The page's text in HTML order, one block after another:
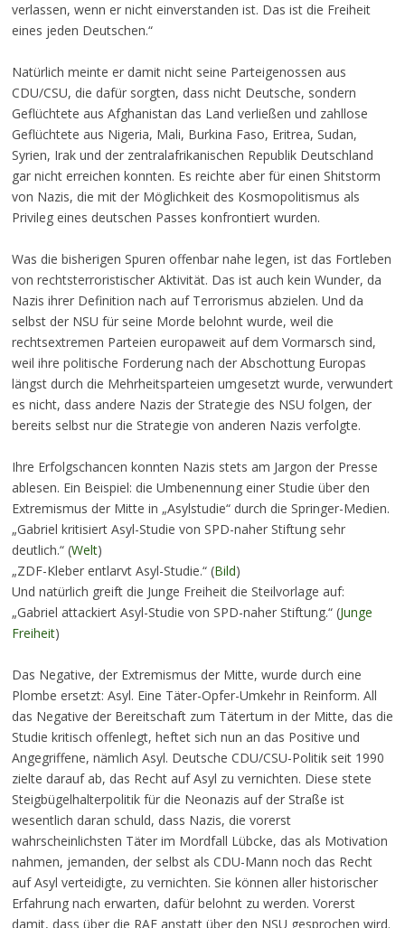
verlassen, wenn er nicht einverstanden ist. Das ist die Freiheit
eines jeden Deutschen.“
Natürlich meinte er damit nicht seine Parteigenossen aus
CDU/CSU, die dafür sorgten, dass nicht Deutsche, sondern
Geflüchtete aus Afghanistan das Land verließen und zahllose
Geflüchtete aus Nigeria, Mali, Burkina Faso, Eritrea, Sudan,
Syrien, Irak und der zentralafrikanischen Republik Deutschland
gar nicht erreichen konnten. Es reichte aber für einen Shitstorm
von Nazis, die mit der Möglichkeit des Kosmopolitismus als
Privileg eines deutschen Passes konfrontiert wurden.
Was die bisherigen Spuren offenbar nahe legen, ist das Fortleben
von rechtsterroristischer Aktivität. Das ist auch kein Wunder, da
Nazis ihrer Definition nach auf Terrorismus abzielen. Und da
selbst der NSU für seine Morde belohnt wurde, weil die
rechtsextremen Parteien europaweit auf dem Vormarsch sind,
weil ihre politische Forderung nach der Abschottung Europas
längst durch die Mehrheitsparteien umgesetzt wurde, verwundert
es nicht, dass andere Nazis der Strategie des NSU folgen, der
bereits selbst nur die Strategie von anderen Nazis verfolgte.
Ihre Erfolgschancen konnten Nazis stets am Jargon der Presse
ablesen. Ein Beispiel: die Umbenennung einer Studie über den
Extremismus der Mitte in „Asylstudie“ durch die Springer-Medien.
„Gabriel kritisiert Asyl-Studie von SPD-naher Stiftung sehr
deutlich.“ (Welt)
„ZDF-Kleber entlarvt Asyl-Studie.“ (Bild)
Und natürlich greift die Junge Freiheit die Steilvorlage auf:
„Gabriel attackiert Asyl-Studie von SPD-naher Stiftung.“ (Junge
Freiheit)
Das Negative, der Extremismus der Mitte, wurde durch eine
Plombe ersetzt: Asyl. Eine Täter-Opfer-Umkehr in Reinform. All
das Negative der Bereitschaft zum Tätertum in der Mitte, das die
Studie kritisch offenlegt, heftet sich nun an das Positive und
Angegriffene, nämlich Asyl. Deutsche CDU/CSU-Politik seit 1990
zielte darauf ab, das Recht auf Asyl zu vernichten. Diese stete
Steigbügelhalterpolitik für die Neonazis auf der Straße ist
wesentlich daran schuld, dass Nazis, die vorerst
wahrscheinlichsten Täter im Mordfall Lübcke, das als Motivation
nahmen, jemanden, der selbst als CDU-Mann noch das Recht
auf Asyl verteidigte, zu vernichten. Sie können aller historischer
Erfahrung nach erwarten, dafür belohnt zu werden. Vorerst
damit, dass über die RAF anstatt über den NSU gesprochen wird.